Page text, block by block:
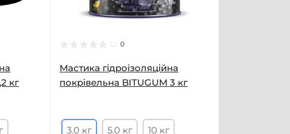
кг
0
Мастика гідроізоляційна
покрівельна BITUGUM 3 кг
3.0 кг 5.0 кг 10 кг